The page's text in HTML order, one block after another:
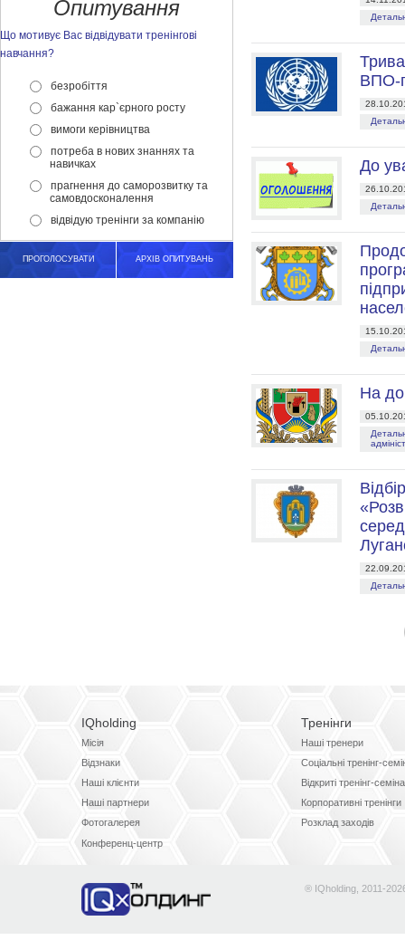
Опитування
Що мотивує Вас відвідувати тренінгові
навчання?
безробіття
бажання кар`єрного росту
вимоги керівництва
потреба в нових знаннях та
навичках
прагнення до саморозвитку та
самовдосконалення
відвідую тренінги за компанію
ПРОГОЛОСУВАТИ АРХІВ ОПИТУВАНЬ
ВПО-
До
На
IQholding
Місія
Відзнаки
Наші клієнти
Наші партнери
Фотогалерея
Конференц-центр
Тренінги
Наші тренери
Соціальні тренінг-
Відкриті тренінг-
Корпоративні тренінги
Розклад заходів
® IQholding, 2011-